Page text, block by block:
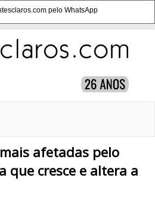
pelo WhatsApp
afetadas pelo
que cresce e altera a